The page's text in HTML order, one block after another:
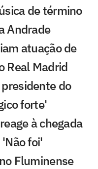
de término
Andrade
atuação de
Real Madrid
do
forte'
à chegada
foi'
Fluminense